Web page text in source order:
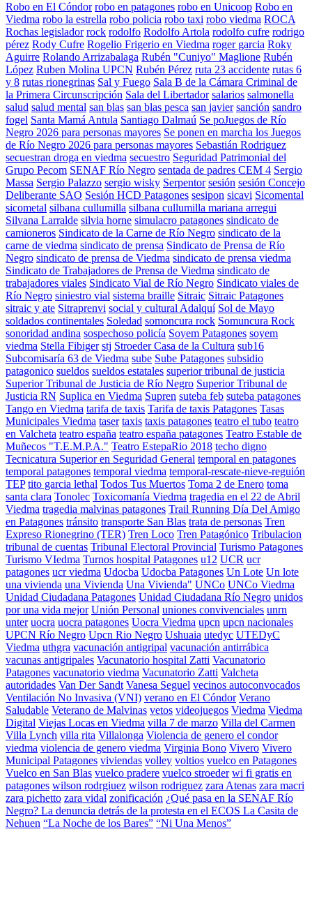
Robo en El Cóndor robo en patagones robo en Unicoop Robo en
Viedma robo la estrella robo policia robo taxi robo viedma ROCA
Rochas legislador rock rodolfo Rodolfo Artola rodolfo cufre rodrigo
pérez Rody Cufre Rogelio Frigerio en Viedma roger garcia Roky
Aguirre Rolando Arrizabalaga Rubén "Cuniyo" Maglione Rubén
López Ruben Molina UPCN Rubén Pérez ruta 23 accidente rutas 6
y 8 rutas rionegrinas Sal y Fuego Sala B de la Cámara Criminal de
la Primera Circunscripción Sala del Libertador salarios salmonella
salud salud mental san blas san blas pesca san javier sanción sandro
fogel Santa Mamá Antula Santiago Dalmaú Se poJuegos de Río
Negro 2026 para personas mayores Se ponen en marcha los Juegos
de Río Negro 2026 para personas mayores Sebastián Rodriguez
secuestran droga en viedma secuestro Seguridad Patrimonial del
Grupo Pecom SENAF Río Negro sentada de padres CEM 4 Sergio
Massa Sergio Palazzo sergio wisky Serpentor sesión sesión Concejo
Deliberante SAO Sesión HCD Patagones sesipon sicavi Sicomental
sicometal silbana cullumilla silbana cullumilla mariana arregui
Silvana Larralde silvia horne simulacro patagones sindicato de
camioneros Sindicato de la Carne de Río Negro sindicato de la
carne de viedma sindicato de prensa Sindicato de Prensa de Río
Negro sindicato de prensa de Viedma sindicato de prensa viedma
Sindicato de Trabajadores de Prensa de Viedma sindicato de
trabajadores viales Sindicato Vial de Río Negro Sindicato viales de
Río Negro siniestro vial sistema braille Sitraic Sitraic Patagones
sitraic y ate Sitraprenvi social y cultural Adalquí Sol de Mayo
soldados continentales Soledad somoncura rock Somuncura Rock
sonoridad andina sospechoso policía Soyem Patagones soyem
viedma Stella Fibiger stj Stroeder Casa de la Cultura sub16
Subcomisaría 63 de Viedma sube Sube Patagones subsidio
patagonico sueldos sueldos estatales superior tribunal de justicia
Superior Tribunal de Justicia de Río Negro Superior Tribunal de
Justicia RN Suplica en Viedma Supren suteba feb suteba patagones
Tango en Viedma tarifa de taxis Tarifa de taxis Patagones Tasas
Municipales Viedma taser taxis taxis patagones teatro el tubo teatro
en Valcheta teatro españa teatro españa patagones Teatro Estable de
Muñecos "T.E.M.P.A." Teatro EstepaRio 2018 techo digno
Tecnicatura Superior en Seguridad General temporal en patagones
temporal patagones temporal viedma temporal-rescate-nieve-reguión
TEP tito garcia lethal Todos Tus Muertos Toma 2 de Enero toma
santa clara Tonolec Toxicomanía Viedma tragedia en el 22 de Abril
Viedma tragedia malvinas patagones Trail Running Día Del Amigo
en Patagones tránsito transporte San Blas trata de personas Tren
Expreso Rionegrino (TER) Tren Loco Tren Patagónico Tribulacion
tribunal de cuentas Tribunal Electoral Provincial Turismo Patagones
Turismo VIedma Turnos hospital Patagones u12 UCR ucr
patagones ucr viedma Udocba Udocba Patagones Un Lote Un lote
una vivienda una Vivienda Una Vivienda" UNCo UNCo Viedma
Unidad Ciudadana Patagones Unidad Ciudadana Río Negro unidos
por una vida mejor Unión Personal uniones convivenciales unrn
unter uocra uocra patagones Uocra Viedma upcn upcn nacionales
UPCN Río Negro Upcn Rio Negro Ushuaia utedyc UTEDyC
Viedma uthgra vacunación antigripal vacunación antirrábica
vacunas antigripales Vacunatorio hospital Zatti Vacunatorio
Patagones vacunatorio viedma Vacunatorio Zatti Valcheta
autoridades Van Der Sandt Vanesa Seguel vecinos autoconvocados
Ventilación No Invasiva (VNI) verano en El Cóndor Verano
Saludable Veterano de Malvinas vetos videojuegos Viedma Viedma
Digital Viejas Locas en Viedma villa 7 de marzo Villa del Carmen
Villa Lynch villa rita Villalonga Violencia de genero el condor
viedma violencia de genero viedma Virginia Bono Vivero Vivero
Municipal Patagones viviendas volley voltios vuelco en Patagones
Vuelco en San Blas vuelco pradere vuelco stroeder wi fi gratis en
patagones wilson rodrgiuez wilson rodriguez zara Atenas zara macri
zara pichetto zara vidal zonificación ¿Qué pasa en la SENAF Río
Negro? La denuncia detrás de la protesta en el ECOS La Casita de
Nehuen “La Noche de los Bares” “Ni Una Menos”